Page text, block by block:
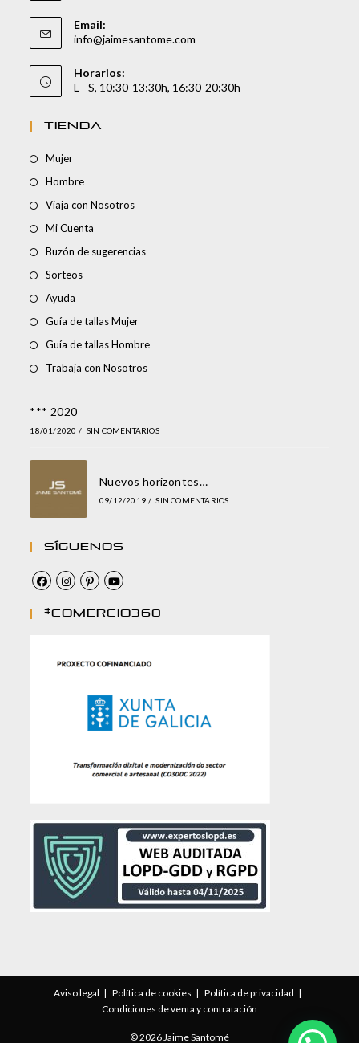
Email:
info@jaimesantome.com
Horarios:
L - S, 10:30-13:30h, 16:30-20:30h
TIENDA
Mujer
Hombre
Viaja con Nosotros
Mi Cuenta
Buzón de sugerencias
Sorteos
Ayuda
Guía de tallas Mujer
Guía de tallas Hombre
Trabaja con Nosotros
*** 2020
18/01/2020 / SIN COMENTARIOS
Nuevos horizontes…
09/12/2019 / SIN COMENTARIOS
Síguenos
#comercio360
Aviso legal Política de cookies
Política de privacidad
Condiciones de venta y contratación
© 2026 Jaime Santomé